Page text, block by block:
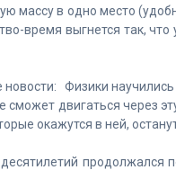
массу в одно место
время выгнется так,
новости: Физики
сможет двигаться через
окажутся в ней,
продолжался